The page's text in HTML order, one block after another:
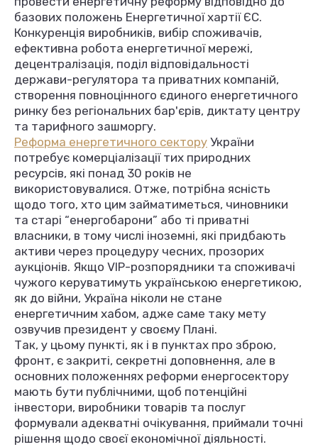
базових положень Енергетичної хартії ЄС.
Конкуренція виробників, вибір споживачів,
ефективна робота енергетичної мережі,
децентралізація, поділ відповідальності
держави-регулятора та приватних компаній,
створення повноцінного єдиного енергетичного
ринку без регіональних бар'єрів, диктату центру
та тарифного зашморгу.
Реформа енергетичного сектору України
потребує комерціалізації тих природних
ресурсів, які понад 30 років не
використовувалися. Отже, потрібна ясність
щодо того, хто цим займатиметься, чиновники
та старі “енергобарони” або ті приватні
власники, в тому числі іноземні, які придбають
активи через процедуру чесних, прозорих
аукціонів. Якщо VIP-розпорядники та споживачі
чужого керуватимуть українською енергетикою,
як до війни, Україна ніколи не стане
енергетичним хабом, адже саме таку мету
озвучив президент у своєму Плані.
Так, у цьому пункті, як і в пунктах про зброю,
фронт, є закриті, секретні доповнення, але в
основних положеннях реформи енергосектору
мають бути публічними, щоб потенційні
інвестори, виробники товарів та послуг
формували адекватні очікування, приймали точні
рішення щодо своєї економічної діяльності.